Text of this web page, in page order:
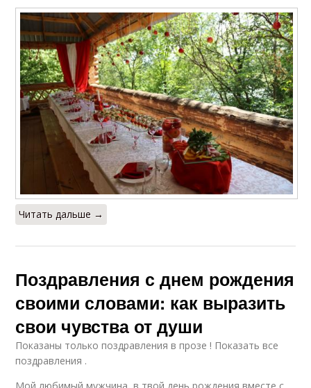
Читать дальше →
Поздравления с днем рождения
своими словами: как выразить
свои чувства от души
Показаны только поздравления в прозе ! Показать все
поздравления .